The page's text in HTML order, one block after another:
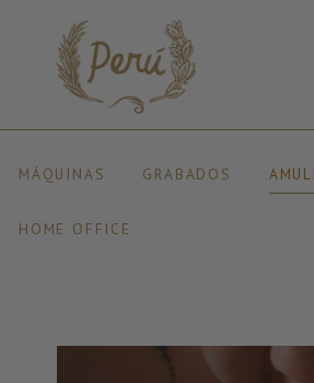
MÁQUINAS GRABADOS
HOME OFFICE